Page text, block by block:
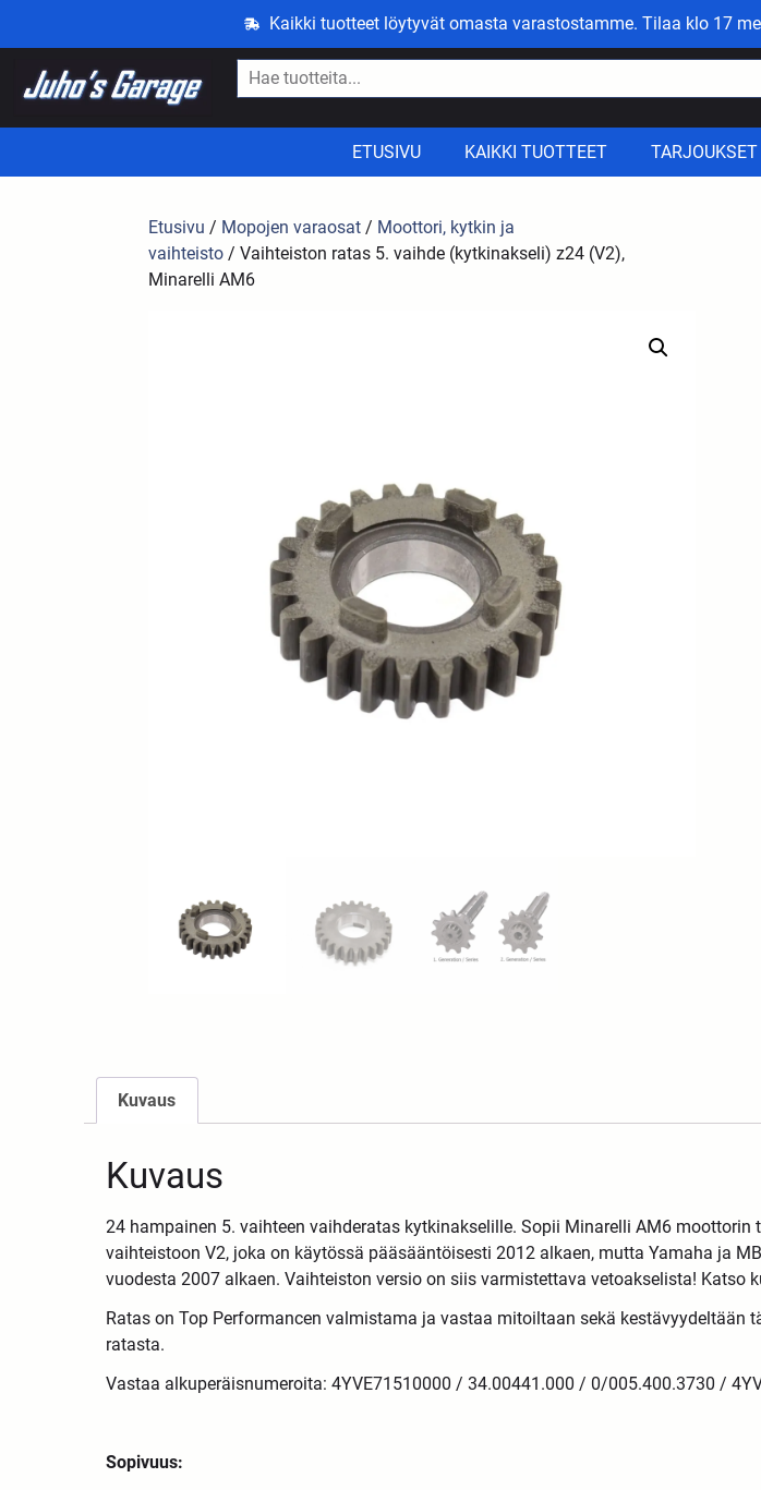
Kaikki tuotteet löytyvät omasta varastostamme. Tilaa klo 17
ETUSIVU KAIKKI TUOTTEET TARJOUKSET
Etusivu / Mopojen varaosat / Moottori, kytkin ja
vaihteisto / Vaihteiston ratas 5. vaihde (kytkinakseli) z24 (V2),
Minarelli AM6
Kuvaus
Kuvaus
24 hampainen 5. vaihteen vaihderatas kytkinakselille. Sopii Minarelli AM6 moottorin
vaihteistoon V2, joka on käytössä pääsääntöisesti 2012 alkaen, mutta Yamaha ja
vuodesta 2007 alkaen. Vaihteiston versio on siis varmistettava vetoakselista! Katso
Ratas on Top Performancen valmistama ja vastaa mitoiltaan sekä kestävyydeltään
ratasta.
Vastaa alkuperäisnumeroita: 4YVE71510000 / 34.00441.000 / 0/005.400.3730 /
Sopivuus: